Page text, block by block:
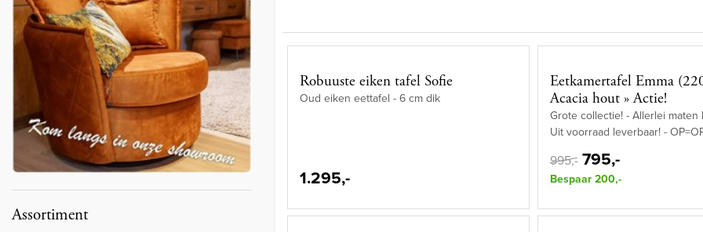
Assortiment
Robuuste eiken tafel Sofie
Oud eiken eettafel - 6 cm dik
1.295,-
Eetkamertafel Emma
Acacia hout » Actie!
Grote collectie! - Allerlei maten
Uit voorraad leverbaar! -
995,- 795,-
Bespaar 200,-